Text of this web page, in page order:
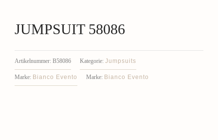
JUMPSUIT 58086
Artikelnummer: B58086 Kategorie: Jumpsuits
Marke: Bianco Evento Marke: Bianco Evento